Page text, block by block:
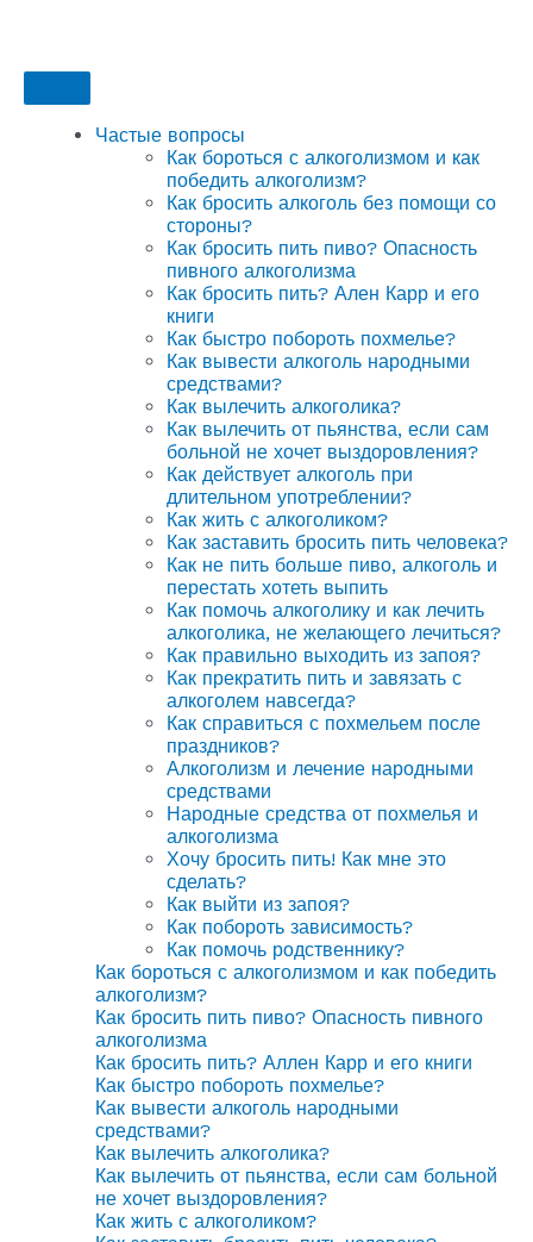
Частые вопросы
Как бороться с алкоголизмом и как
победить алкоголизм?
Как бросить алкоголь без помощи со
стороны?
Как бросить пить пиво? Опасность
пивного алкоголизма
Как бросить пить? Ален Карр и его
книги
Как быстро побороть похмелье?
Как вывести алкоголь народными
средствами?
Как вылечить алкоголика?
Как вылечить от пьянства, если сам
больной не хочет выздоровления?
Как действует алкоголь при
длительном употреблении?
Как жить с алкоголиком?
Как заставить бросить пить человека?
Как не пить больше пиво, алкоголь и
перестать хотеть выпить
Как помочь алкоголику и как лечить
алкоголика, не желающего лечиться?
Как правильно выходить из запоя?
Как прекратить пить и завязать с
алкоголем навсегда?
Как справиться с похмельем после
праздников?
Алкоголизм и лечение народными
средствами
Народные средства от похмелья и
алкоголизма
Хочу бросить пить! Как мне это
сделать?
Как выйти из запоя?
Как побороть зависимость?
Как помочь родственнику?
Как бороться с алкоголизмом и как победить
алкоголизм?
Как бросить пить пиво? Опасность пивного
алкоголизма
Как бросить пить? Аллен Карр и его книги
Как быстро побороть похмелье?
Как вывести алкоголь народными
средствами?
Как вылечить алкоголика?
Как вылечить от пьянства, если сам больной
не хочет выздоровления?
Как жить с алкоголиком?